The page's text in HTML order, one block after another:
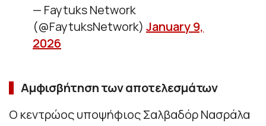
— Faytuks Network
(@FaytuksNetwork) January 9,
2026
Αμφισβήτηση των αποτελεσμάτων
Ο κεντρώος υποψήφιος Σαλβαδόρ Νασράλα